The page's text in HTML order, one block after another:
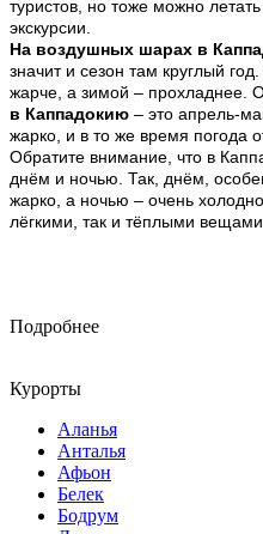
туристов, но тоже можно
экскурсии.
На воздушных шарах в
значит и сезон там круглый
жарче, а зимой – прохладнее.
в Каппадокию – это апрель-
жарко, и в то же время погода
Обратите внимание, что в
днём и ночью. Так, днём,
жарко, а ночью – очень
лёгкими, так и тёплыми вещами.
Подробнее
Курорты
Аланья
Анталья
Афьон
Белек
Бодрум